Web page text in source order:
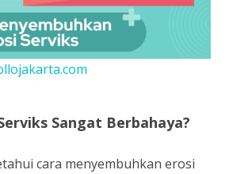
Sangat Berbahaya?
cara menyembuhkan erosi